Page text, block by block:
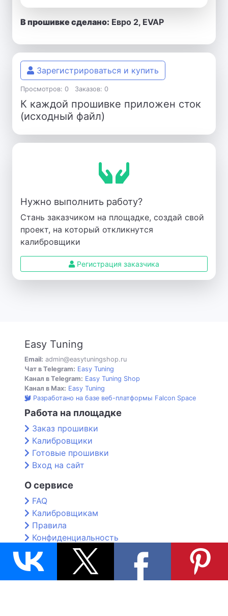
В прошивке сделано: Евро 2, EVAP
Зарегистрироваться и купить
Просмотров: 0 Заказов: 0
К каждой прошивке приложен сток
(исходный файл)
Нужно выполнить работу?
Стань заказчиком на площадке, создай свой
проект, на который откликнутся
калибровщики
Регистрация заказчика
Easy Tuning
Email: admin@easytuningshop.ru
Чат в Telegram: Easy Tuning
Канал в Telegram: Easy Tuning Shop
Канал в Max: Easy Tuning
Разработано на базе веб-платформы Falcon Space
Работа на площадке
Заказ прошивки
Калибровщики
Готовые прошивки
Вход на сайт
О сервисе
FAQ
Калибровщикам
Правила
Конфиденциальность
Контакты